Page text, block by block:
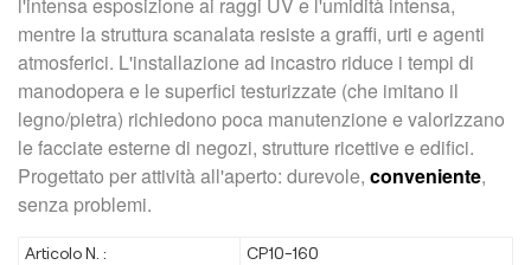
mentre la struttura scanalata resiste a graffi, urti e agenti
atmosferici. L'installazione ad incastro riduce i tempi di
manodopera e le superfici testurizzate (che imitano il
legno/pietra) richiedono poca manutenzione e valorizzano
le facciate esterne di negozi, strutture ricettive e edifici.
Progettato per attività all'aperto: durevole, conveniente,
senza problemi.
Articolo N. :
CP10-160